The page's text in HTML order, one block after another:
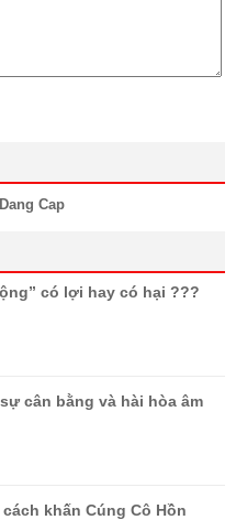
có lợi hay có hại ???
cân bằng và hài hòa âm
khấn Cúng Cô Hồn